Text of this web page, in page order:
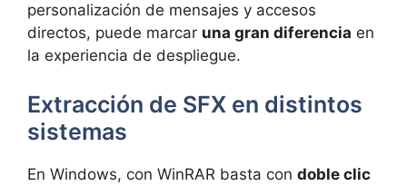
personalización de mensajes y accesos
directos, puede marcar una gran diferencia en
la experiencia de despliegue.
Extracción de SFX en distintos
sistemas
En Windows, con WinRAR basta con doble clic